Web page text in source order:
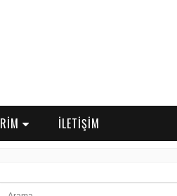
İLETİŞİM